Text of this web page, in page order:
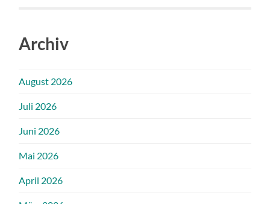
Archiv
August 2026
Juli 2026
Juni 2026
Mai 2026
April 2026